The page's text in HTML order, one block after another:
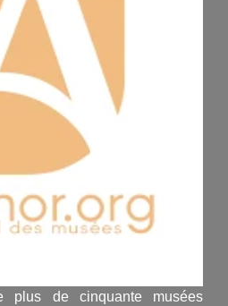
plus de cinquante musées